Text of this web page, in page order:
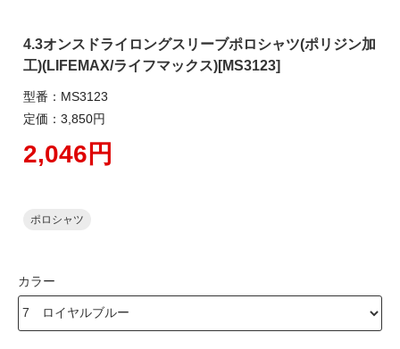
4.3オンスドライロングスリーブポロシャツ(ポリジン加
工)(LIFEMAX/ライフマックス)[MS3123]
型番：MS3123
定価：3,850円
2,046円
ポロシャツ
カラー